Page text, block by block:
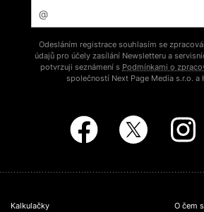
Odesláním registrace souhlasím se
údajů pro účely zasílání Newsletteru a
potvrzuji seznámení s Podmínkami o
společností Next Page Media s.r.o. a
Kalkulačky
O čem